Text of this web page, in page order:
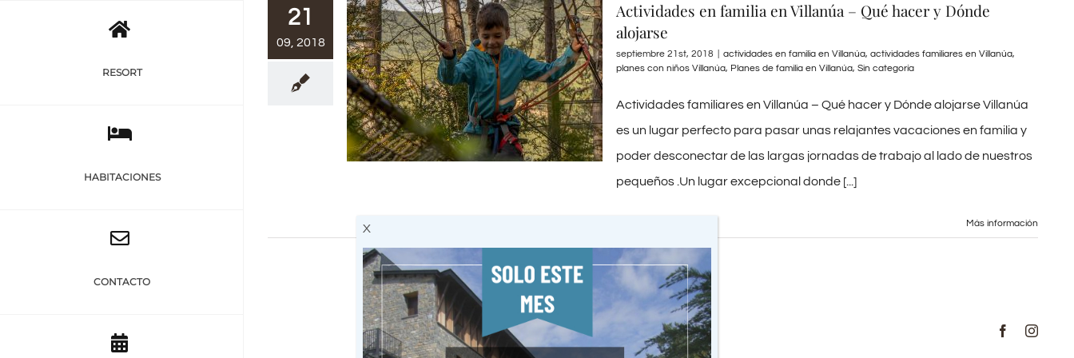
RESORT
HABITACIONES
CONTACTO
21
09, 2018
Actividades en familia en Villanúa – Qué hacer y Dónde
alojarse
septiembre 21st, 2018 actividades en familia en Villanúa, actividades familiares en Villanúa,
planes con niños Víllanúa, Planes de familia en Villanúa, Sin categoría
Actividades familiares en Villanúa – Qué hacer y Dónde alojarse Villanúa
es un lugar perfecto para pasar unas relajantes vacaciones en familia y
poder desconectar de las largas jornadas de trabajo al lado de nuestros
pequeños .Un lugar excepcional donde [...]
Más información
Facebook
X